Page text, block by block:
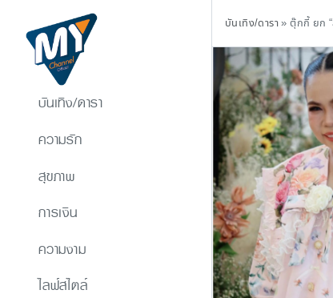
บันเทิง/ดารา
ความรัก
สุขภาพ
การเงิน
ความงาม
ไลฟ์สไตล์
บันเทิง/ดารา»ตุ๊กกี้ ยก